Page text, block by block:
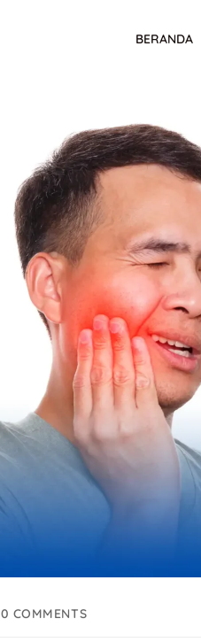
BERANDA
0 COMMENTS